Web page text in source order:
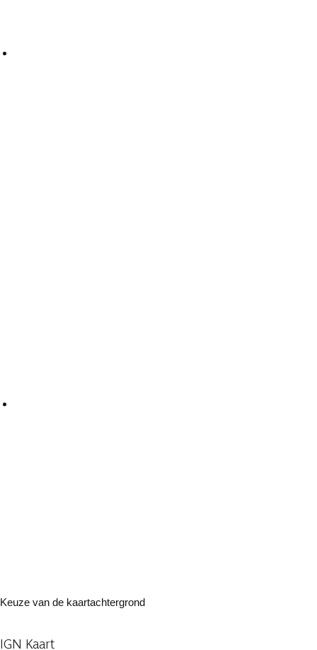
Keuze van de kaartachtergrond
IGN Kaart